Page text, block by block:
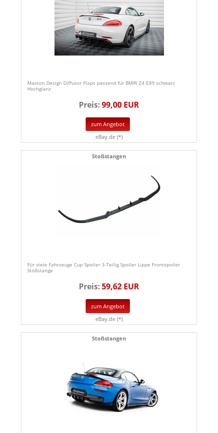
Maxton Design Diffusor Flaps passend für BMW Z4 E89 schwarz
Hochglanz
Preis:99,00 EUR
zum Angebot
eBay.de (*)
Stoßstangen
Für viele Fahrzeuge Cup Spoiler 3-Teilig Spoiler Lippe Frontspoiler
Stoßstange
Preis:59,62 EUR
zum Angebot
eBay.de (*)
Stoßstangen